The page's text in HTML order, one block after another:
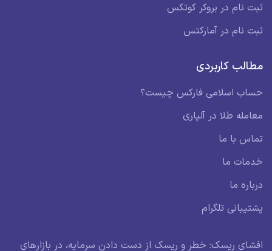
ثبت نام در بروکر کوتکس
ثبت نام در آمارکتس
مطالب کاربردی
حساب اسلامی فارکس چیست؟
معامله طلا در آلپاری
تماس با ما
خدمات ما
درباره ما
پشتیبانی تلگرام
افشای ریسک: خطر و ریسک از دست دادن سرمایه، در بازارهای